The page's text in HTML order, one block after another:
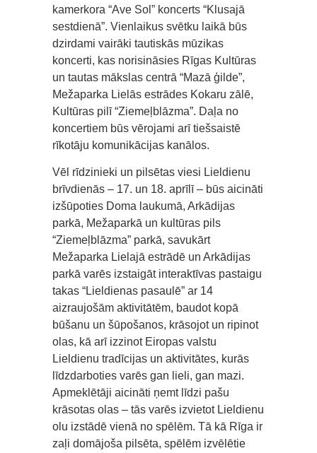
kamerkora “Ave Sol” koncerts “Klusajā
sestdienā”. Vienlaikus svētku laikā būs
dzirdami vairāki tautiskās mūzikas
koncerti, kas norisināsies Rīgas Kultūras
un tautas mākslas centrā “Mazā ģilde”,
Mežaparka Lielās estrādes Kokaru zālē,
Kultūras pilī “Ziemeļblāzma”. Daļa no
koncertiem būs vērojami arī tiešsaistē
rīkotāju komunikācijas kanālos.
Vēl rīdzinieki un pilsētas viesi Lieldienu
brīvdienās – 17. un 18. aprīlī – būs aicināti
izšūpoties Doma laukumā, Arkādijas
parkā, Mežaparkā un kultūras pils
“Ziemeļblāzma” parkā, savukārt
Mežaparka Lielajā estrādē un Arkādijas
parkā varēs izstaigāt interaktīvas pastaigu
takas “Lieldienas pasaulē” ar 14
aizraujošām aktivitātēm, baudot kopā
būšanu un šūpošanos, krāsojot un ripinot
olas, kā arī izzinot Eiropas valstu
Lieldienu tradīcijas un aktivitātes, kurās
līdzdarboties varēs gan lieli, gan mazi.
Apmeklētāji aicināti ņemt līdzi pašu
krāsotas olas – tās varēs izvietot Lieldienu
olu izstādē vienā no spēlēm. Tā kā Rīga ir
zaļi domājoša pilsēta, spēlēm izvēlētie